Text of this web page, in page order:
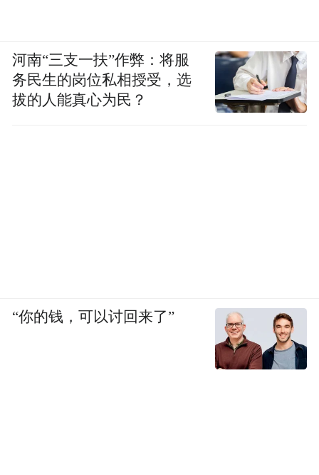
河南“三支一扶”作弊：将服
务民生的岗位私相授受，选
拔的人能真心为民？
“你的钱，可以讨回来了”